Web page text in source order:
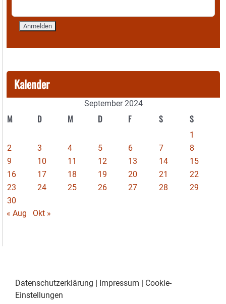
Kalender
September 2024
M D M D F S S
1
2
3 4 5 6 7
8
9
10 11 12 13 14
15
16
17 18 19 20 21
22
23
24 25 26 27 28
29
30
« Aug
Okt »
Datenschutzerklärung | Impressum | Cookie-
Einstellungen